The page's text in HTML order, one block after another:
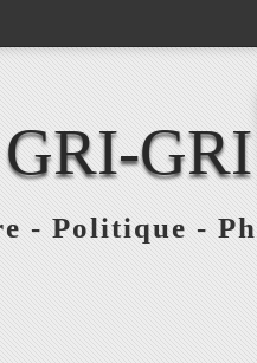
- Politique -